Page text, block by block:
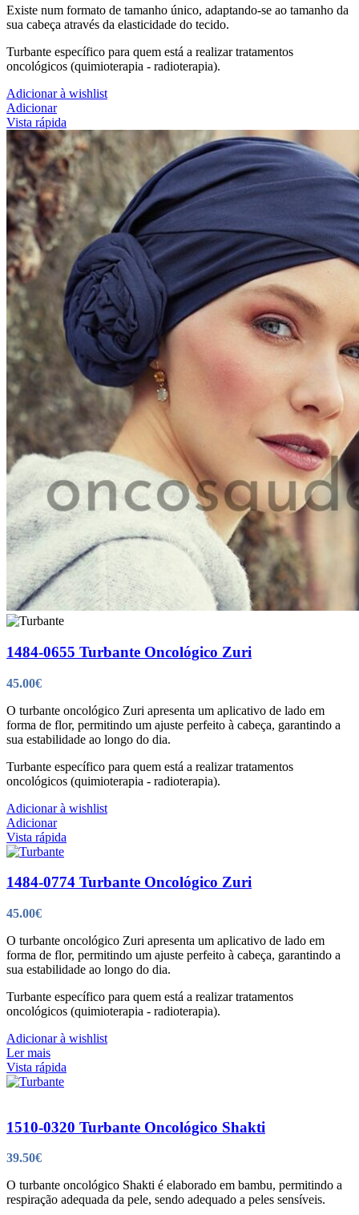
product
page
Existe num formato de tamanho único, adaptando-se ao tamanho da
sua cabeça através da elasticidade do tecido.
Turbante específico para quem está a realizar tratamentos
oncológicos (quimioterapia - radioterapia).
Adicionar à wishlist
Adicionar
Vista rápida
1484-0655 Turbante Oncológico Zuri
45.00€
O turbante oncológico Zuri apresenta um aplicativo de lado em
forma de flor, permitindo um ajuste perfeito à cabeça, garantindo a
sua estabilidade ao longo do dia.
Turbante específico para quem está a realizar tratamentos
oncológicos (quimioterapia - radioterapia).
Adicionar à wishlist
Adicionar
Vista rápida
1484-0774 Turbante Oncológico Zuri
45.00€
O turbante oncológico Zuri apresenta um aplicativo de lado em
forma de flor, permitindo um ajuste perfeito à cabeça, garantindo a
sua estabilidade ao longo do dia.
Turbante específico para quem está a realizar tratamentos
oncológicos (quimioterapia - radioterapia).
Adicionar à wishlist
Ler mais
Vista rápida
1510-0320 Turbante Oncológico Shakti
39.50€
O turbante oncológico Shakti é elaborado em bambu, permitindo a
respiração adequada da pele, sendo adequado a peles sensíveis.